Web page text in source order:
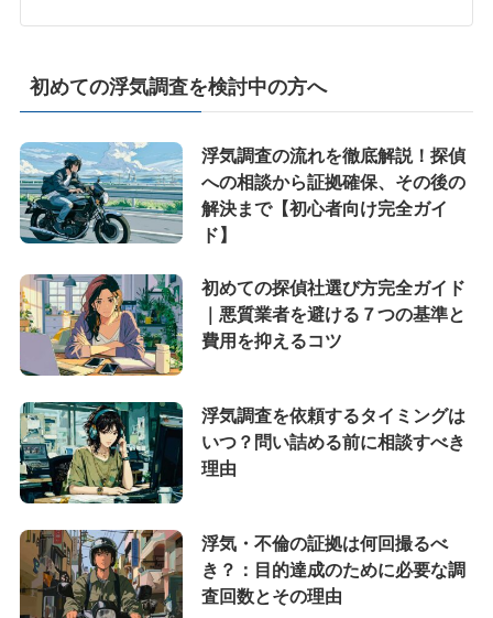
初めての浮気調査を検討中の方へ
浮気調査の流れを徹底解説！探偵
への相談から証拠確保、その後の
解決まで【初心者向け完全ガイ
ド】
初めての探偵社選び方完全ガイド
｜悪質業者を避ける７つの基準と
費用を抑えるコツ
浮気調査を依頼するタイミングは
いつ？問い詰める前に相談すべき
理由
浮気・不倫の証拠は何回撮るべ
き？：目的達成のために必要な調
査回数とその理由